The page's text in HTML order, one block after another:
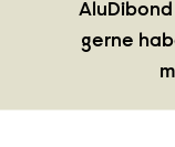
gerne